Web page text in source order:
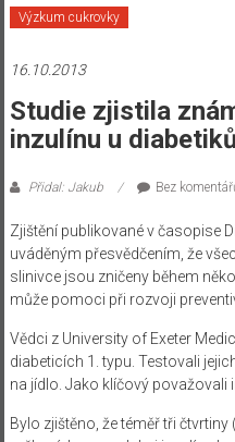
Výzkum cukrovky
16.10.2013
Studie zjistila
inzulínu u
Přidal: Jakub Bez
Zjištění publikované v časopise
uváděným přesvědčením, že
slinivce jsou zničeny během
může pomoci při rozvoji
Vědci z University of Exeter
diabeticích 1. typu. Testovali
na jídlo. Jako klíčový považovali
Bylo zjištěno, že téměř tři